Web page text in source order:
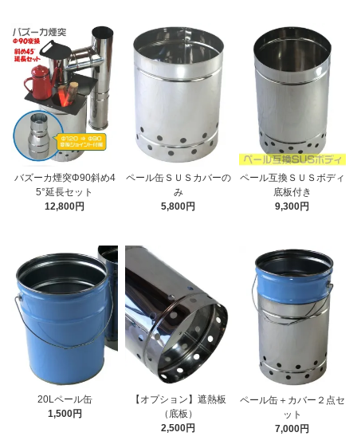
バズーカ煙突Φ90斜め4
5°延長セット
12,800円
ペール缶ＳＵＳカバーの
み
5,800円
ペール互換ＳＵＳボディ
底板付き
9,300円
20Lペール缶
1,500円
【オプション】遮熱板
（底板）
2,500円
ペール缶＋カバー２点セ
ット
7,000円